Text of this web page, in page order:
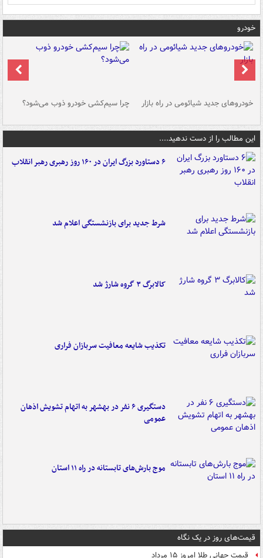
خودرو
خودروهای جدید شیائومی در راه بازار چرا سیم‌کشی خودرو ذوب می‌شود؟
این مطالب را از دست ندهید....
۶ دستاورد بزرگ ایران در ۱۶۰ روز رهبری رهبر انقلاب
شرط جدید برای بازنشستگی اعلام شد
کالابرگ ۳ گروه شارژ شد
تکذیب شایعه معافیت سربازان فراری
دستگیری ۶ نفر در بهشهر به اتهام تشویش اذهان
عمومی
موج بارش‌های تابستانه در راه ۱۱ استان
قیمت‌های روز در یک نگاه
قیمت جهانی طلا امروز ۱۵ مرداد